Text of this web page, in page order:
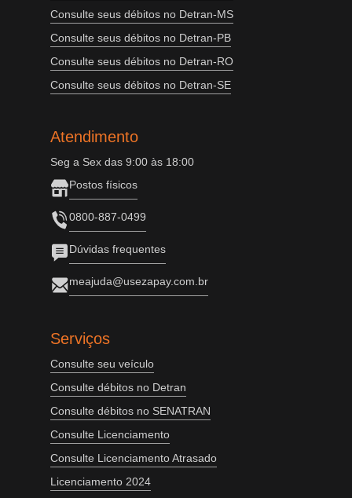
Consulte seus débitos no Detran-MS
Consulte seus débitos no Detran-PB
Consulte seus débitos no Detran-RO
Consulte seus débitos no Detran-SE
Atendimento
Seg a Sex das 9:00 às 18:00
Postos físicos
0800-887-0499
Dúvidas frequentes
meajuda@usezapay.com.br
Serviços
Consulte seu veículo
Consulte débitos no Detran
Consulte débitos no SENATRAN
Consulte Licenciamento
Consulte Licenciamento Atrasado
Licenciamento 2024